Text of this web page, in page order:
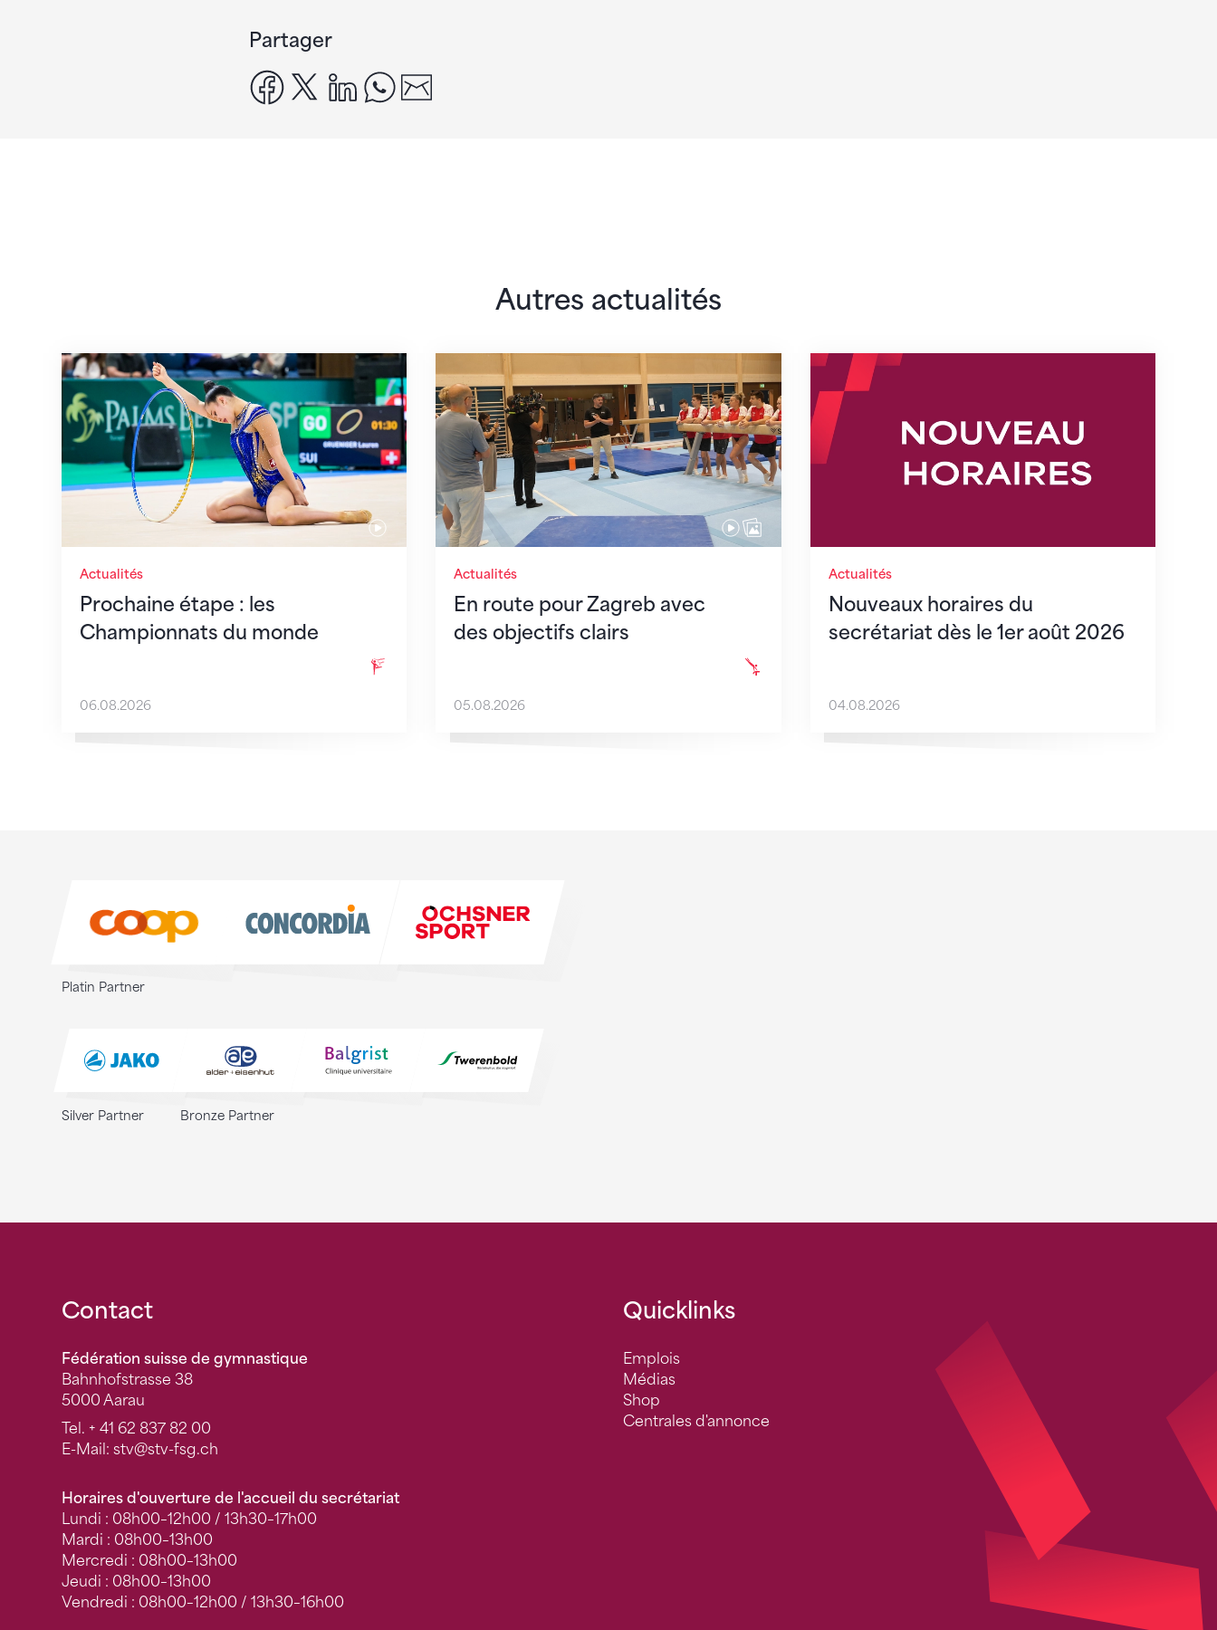
Partager
facebook
x linkedinwhatsapp
Autres actualités
Actualités
Prochaine étape : les
Championnats du monde
Prochaine étape : les Championnats du monde
06.08.2026
Actualités
En route pour Zagreb avec
des objectifs clairs
En route pour Zagreb avec des objectifs clairs
05.08.2026
Actualités
Nouveaux horaires du
secrétariat dès le 1er août 2026
Nouveaux horaires du secrétariat dès le 1er août
04.08.2026
Platin Partner
Silver Partner Bronze Partner
Fusszeile
Contact
Fédération suisse de gymnastique
Bahnhofstrasse 38
5000 Aarau
Tel. + 41 62 837 82 00
E-Mail: stv@stv-fsg.ch
Horaires d'ouverture de l'accueil du secrétariat
Lundi : 08h00–12h00 / 13h30–17h00
Mardi : 08h00–13h00
Mercredi : 08h00–13h00
Jeudi : 08h00–13h00
Vendredi : 08h00–12h00 / 13h30–16h00
Quicklinks
Emplois
Médias
Shop
Centrales d'annonce